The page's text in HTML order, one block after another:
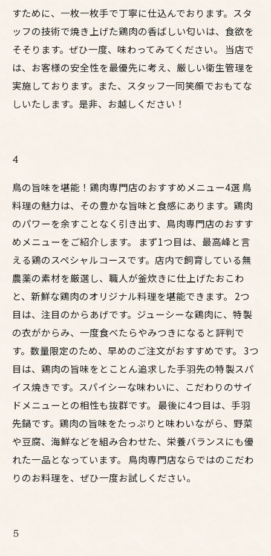
すために、一枚一枚手で丁寧に仕込んでおります。スタ
ッフの技術で焼き上げた鶏肉の香ばしい匂いは、食欲を
そそります。ぜひ一度、味わってみてください。 当店で
は、お客様の安全性を最優先に考え、厳しい衛生管理を
実施しております。また、スタッフ一同笑顔でおもてな
しいたします。是非、お越しください！
4
鳥の旨味を堪能！鶏肉専門店のおすすめメニュー4選 鳥
料理の魅力は、その豊かな旨味と食感にあります。鶏肉
のパワーを余すことなく引き出す、鳥肉専門店のおすす
めメニューをご紹介します。 まず1つ目は、最高峰と言
える鶏のスペシャルコースです。店内で飼育している無
農薬の素材を厳選し、職人が釜炊きに仕上げたおこわ
と、新鮮な鶏肉のオリジナル料理を堪能できます。 2つ
目は、注目のからあげです。ジューシーな鶏肉に、特製
の衣がからみ、一度食べたらやみつきになると評判で
す。数量限定のため、早めのご注文がおすすめです。 3つ
目は、鶏肉の旨味をとことん追求した手羽先の特製スパ
イス焼きです。スパイシーな味わいに、こだわりのサイ
ドメニューとの相性も抜群です。 最後に4つ目は、手羽
先鍋です。鶏肉の旨味をたっぷりと味わいながら、野菜
や豆腐、海鮮などを組み合わせた、栄養バランスにも優
れた一品となっています。 鳥肉専門店ならではのこだわ
りのお料理を、ぜひ一度お試しください。
5